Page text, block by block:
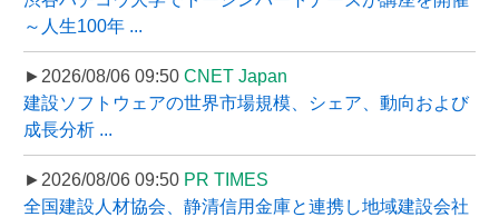
～人生100年 ...
►2026/08/06 09:50 CNET Japan
建設ソフトウェアの世界市場規模、シェア、動向および
成長分析 ...
►2026/08/06 09:50 PR TIMES
全国建設人材協会、静清信用金庫と連携し地域建設会社